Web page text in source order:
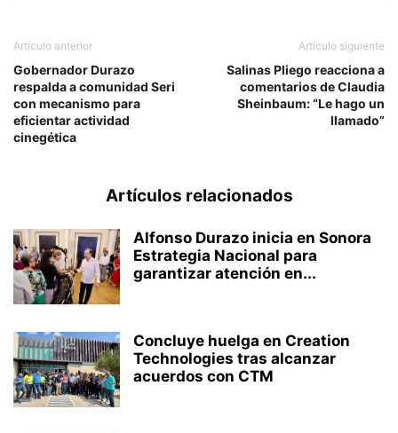
Artículo anterior
Gobernador Durazo
respalda a comunidad Seri
con mecanismo para
eficientar actividad
cinegética
Artículo siguiente
Salinas Pliego reacciona a
comentarios de Claudia
Sheinbaum: “Le hago un
llamado”
Artículos relacionados
Alfonso Durazo inicia en Sonora
Estrategia Nacional para
garantizar atención en...
Concluye huelga en Creation
Technologies tras alcanzar
acuerdos con CTM